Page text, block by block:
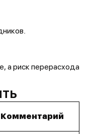
а риск перерасхода
Комментарий